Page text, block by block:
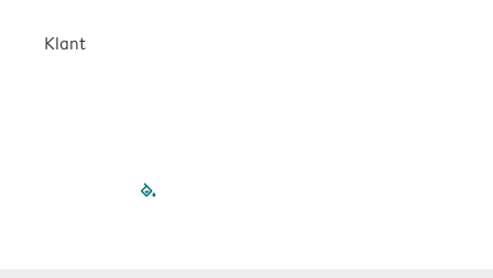
Klant
filled-pagination